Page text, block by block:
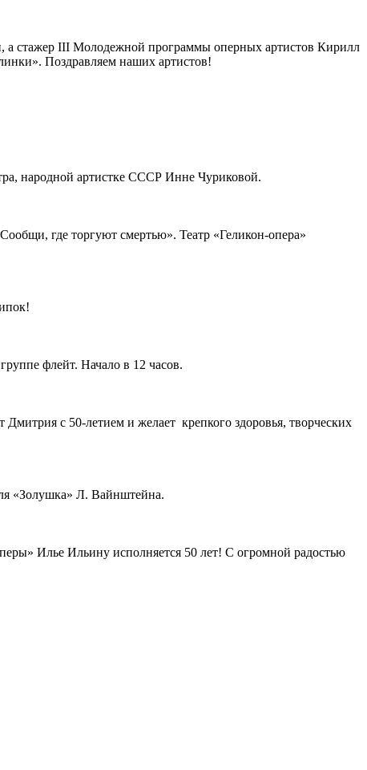
а стажер III Молодежной программы оперных артистов Кирилл
Поздравляем наших артистов!
народной артистке СССР Инне Чуриковой.
где торгуют смертью». Театр «Геликон-опера»
флейт. Начало в 12 часов.
с 50-летием и желает крепкого здоровья, творческих
«Золушка» Л. Вайнштейна.
Илье Ильину исполняется 50 лет! С огромной радостью